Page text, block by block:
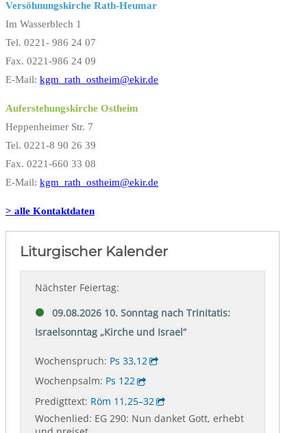
Versöhnungskirche Rath-Heumar
Im Wasserblech 1
Tel. 0221- 986 24 07
Fax. 0221-986 24 09
E-Mail: kgm_rath_ostheim@ekir.de
Auferstehungskirche Ostheim
Heppenheimer Str. 7
Tel. 0221-8 90 26 39
Fax. 0221-660 33 08
E-Mail: kgm_rath_ostheim@ekir.de
> alle Kontaktdaten